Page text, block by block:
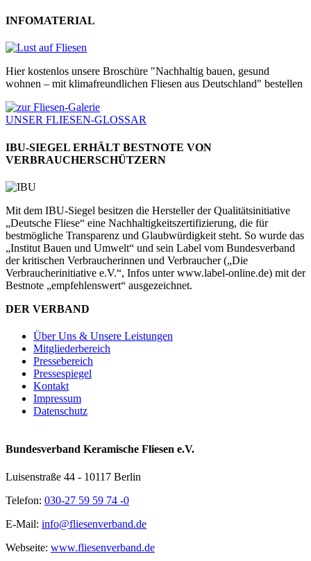
INFOMATERIAL
Hier kostenlos unsere Broschüre "Nachhaltig bauen, gesund
wohnen – mit klimafreundlichen Fliesen aus Deutschland" bestellen
UNSER FLIESEN-GLOSSAR
IBU-SIEGEL ERHÄLT BESTNOTE VON
VERBRAUCHERSCHÜTZERN
Mit dem IBU-Siegel besitzen die Hersteller der Qualitätsinitiative
„Deutsche Fliese“ eine Nachhaltigkeitszertifizierung, die für
bestmögliche Transparenz und Glaubwürdigkeit steht. So wurde das
„Institut Bauen und Umwelt“ und sein Label vom Bundesverband
der kritischen Verbraucherinnen und Verbraucher („Die
Verbraucherinitiative e.V.“, Infos unter www.label-online.de) mit der
Bestnote „empfehlenswert“ ausgezeichnet.
DER VERBAND
Über Uns & Unsere Leistungen
Mitgliederbereich
Pressebereich
Pressespiegel
Kontakt
Impressum
Datenschutz
Bundesverband Keramische Fliesen e.V.
Luisenstraße 44 - 10117 Berlin
Telefon: 030-27 59 59 74 -0
E-Mail: info@fliesenverband.de
Webseite: www.fliesenverband.de